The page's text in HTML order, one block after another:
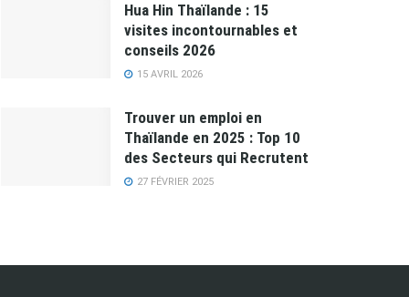
Hua Hin Thaïlande : 15
visites incontournables et
conseils 2026
15 AVRIL 2026
Trouver un emploi en
Thaïlande en 2025 : Top 10
des Secteurs qui Recrutent
27 FÉVRIER 2025